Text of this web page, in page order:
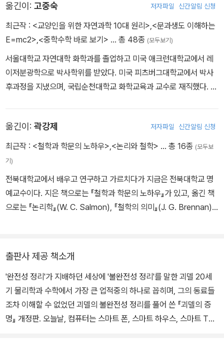
옮긴이: 고중숙 저자파일 신간알림 신청
최근작 : <교양인을 위한 자연과학 10대 원리>,<문과생도 이해하는
E=mc2>,<중학수학 바로 보기> … 총 48종 (모두보기)
서울대학교 자연대학 화학과를 졸업하고 미국 애크런대학교에서 레
이저분광학으로 박사학위를 받았다. 미국 피츠버그대학교에서 박사
후과정을 지냈으며, 국립순천대학교 화학교육과 교수로 재직했다. 현
바로 보기』, 『유레카 E=mc2 』, 『아인슈타인, 시간여행을 떠나다』 등
이 있고, 옮긴 책으로 『무, 영, 진공』, 『상대성이란 무엇인가』, 『물리
학 특강』, 『우주, 또 하나의 컴퓨터』, 『수학자는 어떻게 사고를 하는
옮긴이: 곽강제 저자파일 신간알림 신청
최근작 : <철학과 학문의 노하우>,<논리와 철학> … 총 16종 (모두보
기)
전북대학교에서 배우고 연구하고 가르치다가 지금은 전북대학교 명
예교수이다. 지은 책으로는 『철학과 학문의 노하우』가 있고, 옮긴 책
으로는 『논리학』(W. C. Salmon), 『철학의 의미』(J. G. Brennan),
논리적 통사론』(R. Carnap), 『나는 이렇게 철학을 하였다』(B. Rus
sell), 『언어 철학』(W. P. Alston), 『자연 과학 철학』(C. G. Hempe
l), 『콰인과 분석 철학』(G. D. Romanos), 『괴델의 증명』(E. Nagel
& J, Newman), 『비트겐슈타인의 『논리철학론』 이렇게 읽어야 한
다』(R. M. White), 『논리철학론』(L. Wittgenstein) 등이 있으며,
출판사 제공 책소개
'완전성 정리'가 지배하던 세상에 '불완전성 정리'를 말한 괴델 20세
기 물리학과 수학에서 가장 큰 업적중의 하나로 꼽히며, 그의 동료들
조차 이해할 수 없었던 괴델의 불완전성 정리를 풀어 쓴 『괴델의 증
명』 개정판. 오늘날, 컴퓨터는 스마트 폰, 스마트 하우스, 스마트 TV